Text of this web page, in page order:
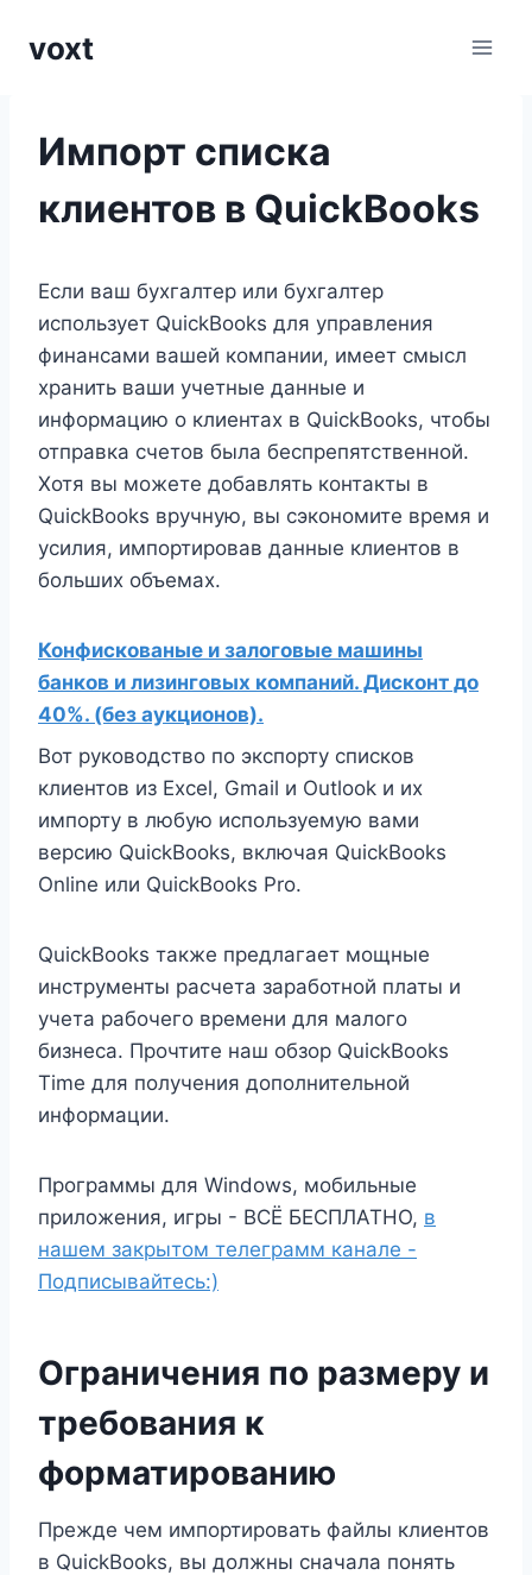
voxt
Импорт списка
клиентов в QuickBooks
Если ваш бухгалтер или бухгалтер
использует QuickBooks для управления
финансами вашей компании, имеет смысл
хранить ваши учетные данные и
информацию о клиентах в QuickBooks, чтобы
отправка счетов была беспрепятственной.
Хотя вы можете добавлять контакты в
QuickBooks вручную, вы сэкономите время и
усилия, импортировав данные клиентов в
больших объемах.
Конфискованые и залоговые машины
банков и лизинговых компаний. Дисконт до
40%. (без аукционов).
Вот руководство по экспорту списков
клиентов из Excel, Gmail и Outlook и их
импорту в любую используемую вами
версию QuickBooks, включая QuickBooks
Online или QuickBooks Pro.
QuickBooks также предлагает мощные
инструменты расчета заработной платы и
учета рабочего времени для малого
бизнеса. Прочтите наш обзор QuickBooks
Time для получения дополнительной
информации.
Программы для Windows, мобильные
приложения, игры - ВСЁ БЕСПЛАТНО, в
нашем закрытом телеграмм канале -
Подписывайтесь:)
Ограничения по размеру и
требования к
форматированию
Прежде чем импортировать файлы клиентов
в QuickBooks, вы должны сначала понять